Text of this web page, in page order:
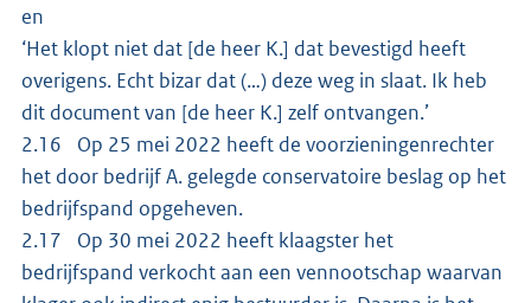
en
‘Het klopt niet dat [de heer K.] dat bevestigd heeft
overigens. Echt bizar dat (…) deze weg in slaat. Ik heb
dit document van [de heer K.] zelf ontvangen.’
2.16 Op 25 mei 2022 heeft de voorzieningenrechter
het door bedrijf A. gelegde conservatoire beslag op het
bedrijfspand opgeheven.
2.17 Op 30 mei 2022 heeft klaagster het
bedrijfspand verkocht aan een vennootschap waarvan